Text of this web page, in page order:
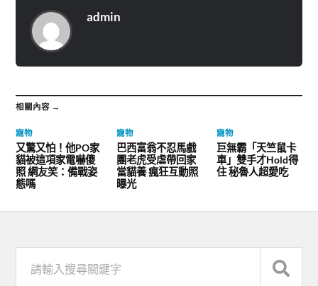
admin
相關內容 →
寵物
又驚又怕！他PO家
貓被這項家電嚇傻
照 網友笑：備戰姿
態嗎
寵物
巴西富翁不忍馬戲
團老虎受虐帶回家
當貓養 瘋狂互動照
曝光
寵物
巨無霸「天竺鼠卡
車」雙手才Hold得
住 秘魯人超愛吃